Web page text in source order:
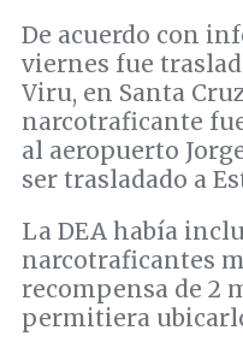
De acuerdo con
viernes fue
Viru, en Santa
narcotraficante
al aeropuerto
ser trasladado a
La DEA había
narcotraficantes
recompensa de 2
permitiera